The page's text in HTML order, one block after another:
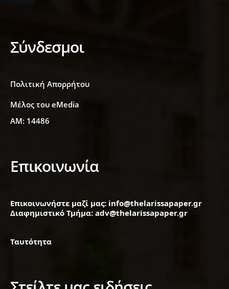
Σύνδεσμοι
Πολιτική Απορρήτου
Μέλος του eMedia
ΑΜ: 14486
Επικοινωνία
Επικοινωνήστε μαζί μας: info@thelarissapaper.gr
Διαφημιστικό Τμήμα: adv@thelarissapaper.gr
Ταυτότητα